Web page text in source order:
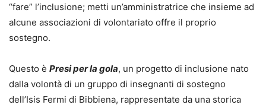
“fare” l’inclusione; metti un’amministratrice che insieme ad
alcune associazioni di volontariato offre il proprio
sostegno.
Questo è Presi per la gola, un progetto di inclusione nato
dalla volontà di un gruppo di insegnanti di sostegno
dell’Isis Fermi di Bibbiena, rappresentate da una storica